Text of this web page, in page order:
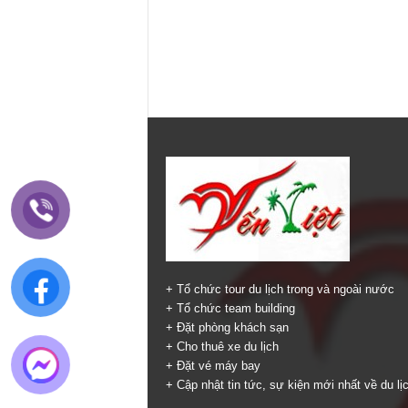
+ Tổ chức tour du lịch trong và ngoài nước
+ Tổ chức team building
+ Đặt phòng khách sạn
+ Cho thuê xe du lịch
+ Đặt vé máy bay
+ Cập nhật tin tức, sự kiện mới nhất về du